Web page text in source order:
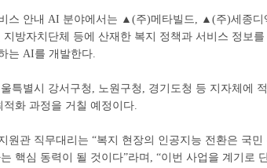
스 안내 AI 분야에서는 ▲(주)메타빌드, ▲(주)세종디
지방자치단체 등에 산재한 복지 정책과 서비스 정보
는 AI를 개발한다.
특별시 강서구청, 노원구청, 경기도청 등 지자체에
적화 과정을 거칠 예정이다.
원관 직무대리는 “복지 현장의 인공지능 전환은 국
핵심 동력이 될 것이다”라며, “이번 사업을 계기로